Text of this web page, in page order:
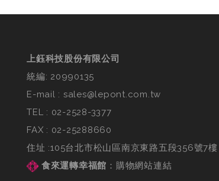
上鈺科技股份有限公司
統編: 20990135
E-mail : sales@lepont.com.tw
TEL : 02-2528-3377
FAX : 02-25288660
住址 :105台北市松山區南京東路五段356號7樓
食來運轉幸福館 ： 購物網站連結